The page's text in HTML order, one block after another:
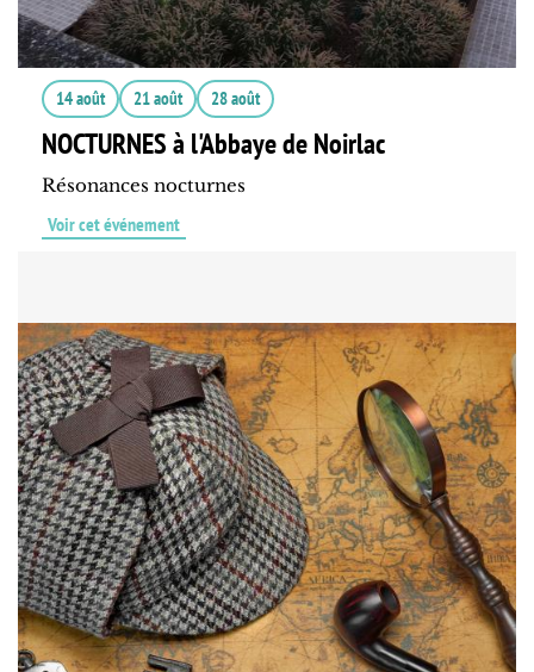
14 août 21 août 28 août
NOCTURNES à l'Abbaye de Noirlac
Résonances nocturnes
Voir cet événement